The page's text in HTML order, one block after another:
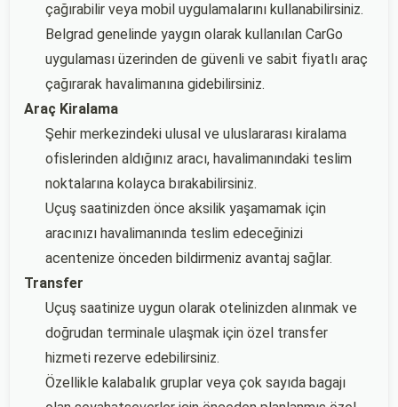
çağırabilir veya mobil uygulamalarını kullanabilirsiniz.
Belgrad genelinde yaygın olarak kullanılan CarGo
uygulaması üzerinden de güvenli ve sabit fiyatlı araç
çağırarak havalimanına gidebilirsiniz.
Araç Kiralama
Şehir merkezindeki ulusal ve uluslararası kiralama
ofislerinden aldığınız aracı, havalimanındaki teslim
noktalarına kolayca bırakabilirsiniz.
Uçuş saatinizden önce aksilik yaşamamak için
aracınızı havalimanında teslim edeceğinizi
acentenize önceden bildirmeniz avantaj sağlar.
Transfer
Uçuş saatinize uygun olarak otelinizden alınmak ve
doğrudan terminale ulaşmak için özel transfer
hizmeti rezerve edebilirsiniz.
Özellikle kalabalık gruplar veya çok sayıda bagajı